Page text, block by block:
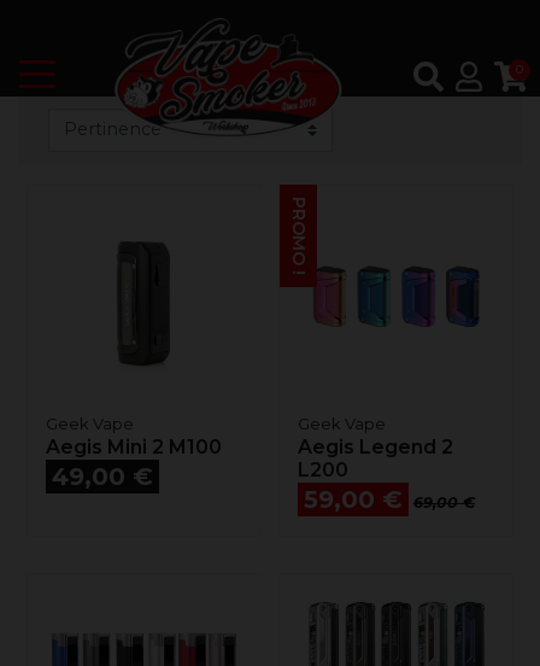
0
Geek Vape
Aegis Mini 2 M100
Prix
49,00 €
PROMO !
Geek Vape
Aegis Legend 2
L200
Prix
59,00 € 69,00 €